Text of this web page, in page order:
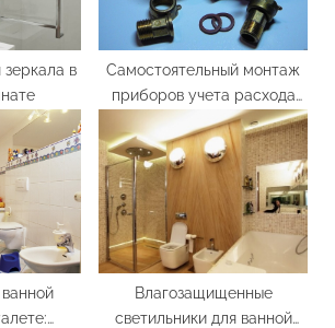
зеркала в
Самостоятельный монтаж
приборов учета расхода
воды
Влагозащищенные
светильники для ванной